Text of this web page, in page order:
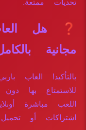
تحديات ممتعة.
❓ هل
مجانية
بالتأكيد! العاب
للاستمتاع بها
اللعب مباشرة
اشتراكات أو